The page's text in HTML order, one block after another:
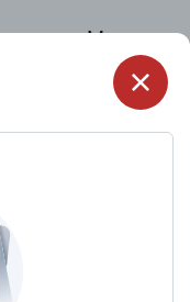
Menu